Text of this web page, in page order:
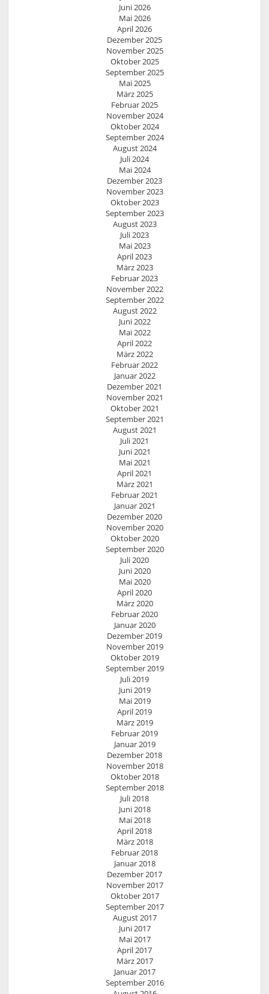
Juni 2026
Mai 2026
April 2026
Dezember 2025
November 2025
Oktober 2025
September 2025
Mai 2025
März 2025
Februar 2025
November 2024
Oktober 2024
September 2024
August 2024
Juli 2024
Mai 2024
Dezember 2023
November 2023
Oktober 2023
September 2023
August 2023
Juli 2023
Mai 2023
April 2023
März 2023
Februar 2023
November 2022
September 2022
August 2022
Juni 2022
Mai 2022
April 2022
März 2022
Februar 2022
Januar 2022
Dezember 2021
November 2021
Oktober 2021
September 2021
August 2021
Juli 2021
Juni 2021
Mai 2021
April 2021
März 2021
Februar 2021
Januar 2021
Dezember 2020
November 2020
Oktober 2020
September 2020
Juli 2020
Juni 2020
Mai 2020
April 2020
März 2020
Februar 2020
Januar 2020
Dezember 2019
November 2019
Oktober 2019
September 2019
Juli 2019
Juni 2019
Mai 2019
April 2019
März 2019
Februar 2019
Januar 2019
Dezember 2018
November 2018
Oktober 2018
September 2018
Juli 2018
Juni 2018
Mai 2018
April 2018
März 2018
Februar 2018
Januar 2018
Dezember 2017
November 2017
Oktober 2017
September 2017
August 2017
Juni 2017
Mai 2017
April 2017
März 2017
Januar 2017
September 2016